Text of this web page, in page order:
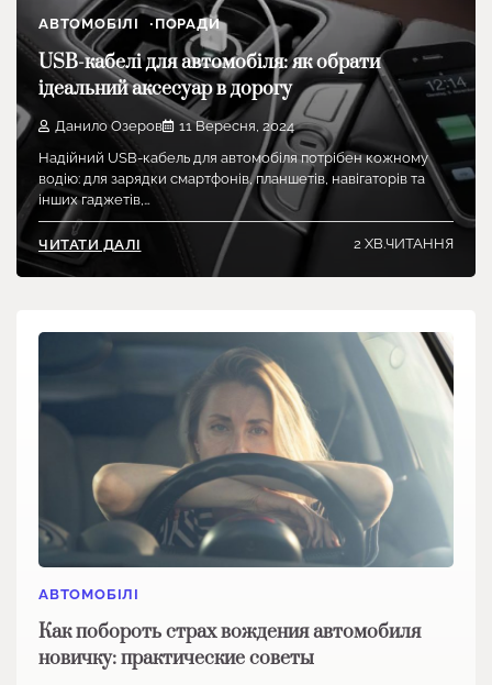
АВТОМОБІЛІ ПОРАДИ
USB-кабелі для автомобіля: як обрати
ідеальний аксесуар в дорогу
Данило Озеров
11 Вересня, 2024
Надійний USB-кабель для автомобіля потрібен кожному
водію: для зарядки смартфонів, планшетів, навігаторів та
інших гаджетів,…
ЧИТАТИ ДАЛІ 2 ХВ.ЧИТАННЯ
АВТОМОБІЛІ
Как побороть страх вождения автомобиля
новичку: практические советы